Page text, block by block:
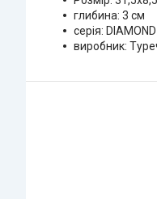
глибина: 3 см
серія: DIAMOND
виробник: